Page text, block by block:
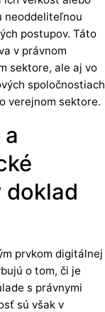
neoddeliteľnou
postupov. Táto
v právnom
sektore, ale aj vo
spoločnostiach
verejnom sektore.
doklad
prvkom digitálnej
o tom, či je
s právnymi
sú však v